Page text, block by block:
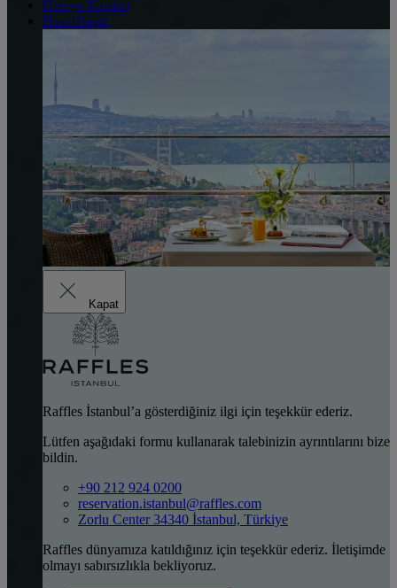
Hediye Kartları
Bize Ulaşın
Kapat
Raffles İstanbul’a gösterdiğiniz ilgi için teşekkür ederiz.
Lütfen aşağıdaki formu kullanarak talebinizin ayrıntılarını bize
bildin.
+90 212 924 0200
reservation.istanbul@raffles.com
Zorlu Center 34340 İstanbul, Türkiye
Raffles dünyamıza katıldığınız için teşekkür ederiz. İletişimde
olmayı sabırsızlıkla bekliyoruz.